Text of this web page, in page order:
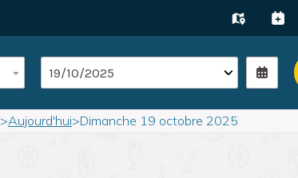
>Aujourd'hui>Dimanche 19 octobre 2025